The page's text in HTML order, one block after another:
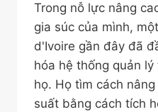
Trong nỗ lực nâng
gia súc của mình,
d'Ivoire gần đây đã
hóa hệ thống quản
họ. Họ tìm cách
suất bằng cách tích